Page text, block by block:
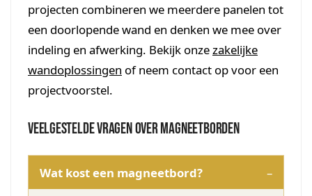
projecten combineren we meerdere panelen tot
een doorlopende wand en denken we mee over
indeling en afwerking. Bekijk onze zakelijke
wandoplossingen of neem contact op voor een
projectvoorstel.
Veelgestelde vragen over magneetborden
Wat kost een magneetbord?